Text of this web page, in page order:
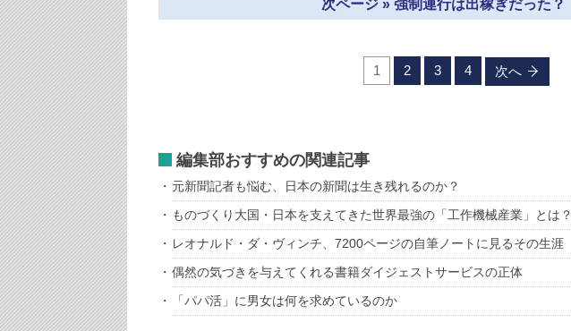
次ページ » 強制連行は出稼ぎだった？
1 2 3 4 次へ
編集部おすすめの関連記事
元新聞記者も悩む、日本の新聞は生き残れるのか？
ものづくり大国・日本を支えてきた世界最強の「工作機械産業」とは？
レオナルド・ダ・ヴィンチ、7200ページの自筆ノートに見るその生涯
偶然の気づきを与えてくれる書籍ダイジェストサービスの正体
「パパ活」に男女は何を求めているのか